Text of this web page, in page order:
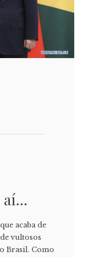
aí…
acaba de
vultosos
Brasil. Como